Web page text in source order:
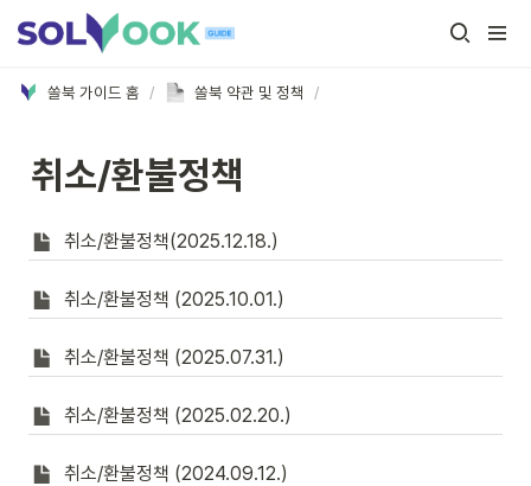
쏠북 가이드 홈 / 쏠북 약관 및 정책 /
취소/환불정책
취소/환불정책(2025.12.18.)
취소/환불정책 (2025.10.01.)
취소/환불정책 (2025.07.31.)
취소/환불정책 (2025.02.20.)
취소/환불정책 (2024.09.12.)